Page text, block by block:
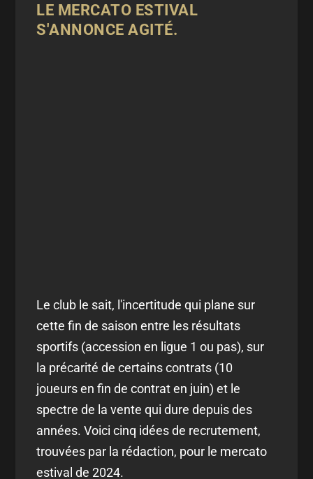
LE MERCATO ESTIVAL
S'ANNONCE AGITÉ.
Le club le sait, l'incertitude qui plane sur
cette fin de saison entre les résultats
sportifs (accession en ligue 1 ou pas), sur
la précarité de certains contrats (10
joueurs en fin de contrat en juin) et le
spectre de la vente qui dure depuis des
années. Voici cinq idées de recrutement,
trouvées par la rédaction, pour le mercato
estival de 2024.